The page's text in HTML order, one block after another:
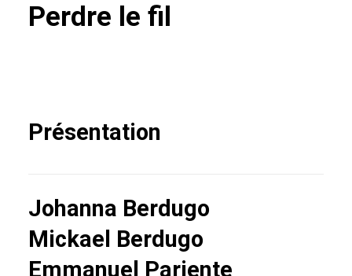
Perdre le fil
Présentation
Johanna Berdugo
Mickael Berdugo
Emmanuel Pariente